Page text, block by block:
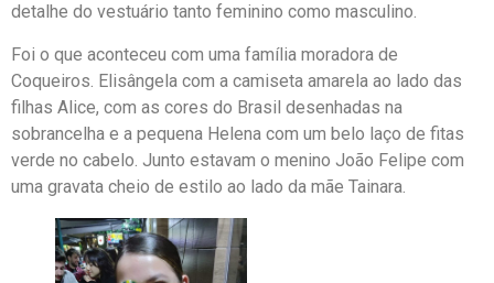
detalhe do vestuário tanto feminino como masculino.
Foi o que aconteceu com uma família moradora de
Coqueiros. Elisângela com a camiseta amarela ao lado das
filhas Alice, com as cores do Brasil desenhadas na
sobrancelha e a pequena Helena com um belo laço de fitas
verde no cabelo. Junto estavam o menino João Felipe com
uma gravata cheio de estilo ao lado da mãe Tainara.